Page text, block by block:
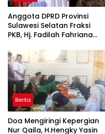
Anggota DPRD Provinsi
Sulawesi Selatan Fraksi
PKB, Hj. Fadilah Fahriana
Takalar Menyalakan
Lentera Pengabdian
Melalui Malam Apresiasi
dan Inovasi Award 2026
Berita
Doa Mengiringi Kepergian
Nur Qaila, H.Hengky Yasin